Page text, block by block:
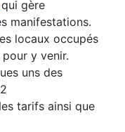
qui gère
manifestations.
locaux occupés
y venir.
uns des
tarifs ainsi que